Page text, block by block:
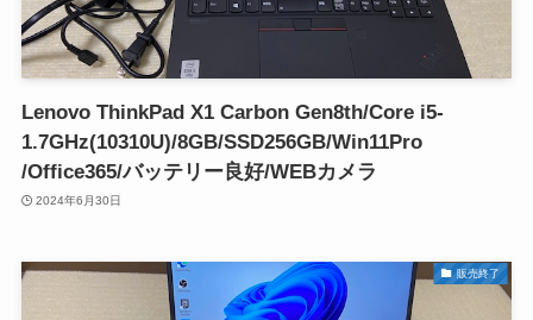
Lenovo ThinkPad X1 Carbon Gen8th/Core i5-
1.7GHz(10310U)/8GB/SSD256GB/Win11Pro
/Office365/バッテリー良好/WEBカメラ
2024年6月30日
販売終了